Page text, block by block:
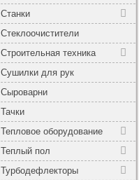
Станки
Стеклоочистители
Строительная техника
Сушилки для рук
Сыроварни
Тачки
Тепловое оборудование
Теплый пол
Турбодефлекторы